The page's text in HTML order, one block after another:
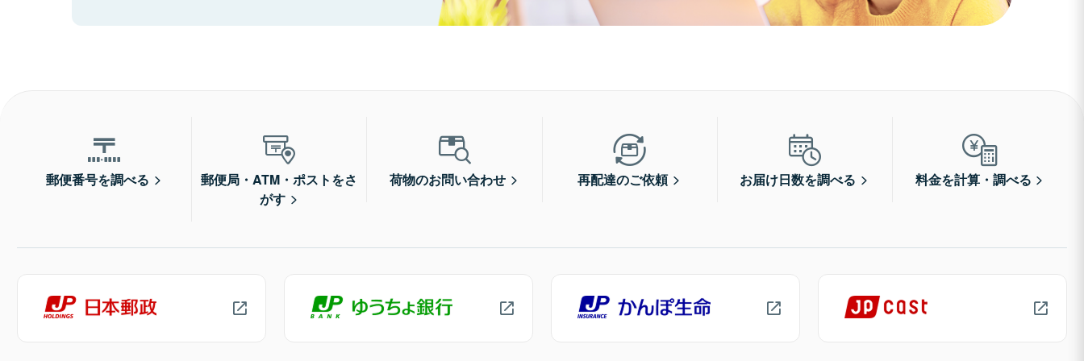
郵便番号を調べる
郵便局・ATM・ポストをさ
がす
荷物のお問い合わせ 再配達のご依頼 お届け日数を調べる 料金を計算・調べる